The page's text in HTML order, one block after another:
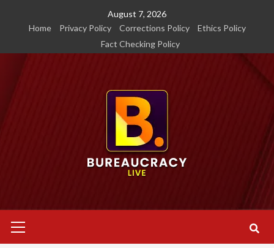
August 7, 2026
Home
Privacy Policy Corrections Policy
Ethics Policy
Fact Checking Policy
Menu